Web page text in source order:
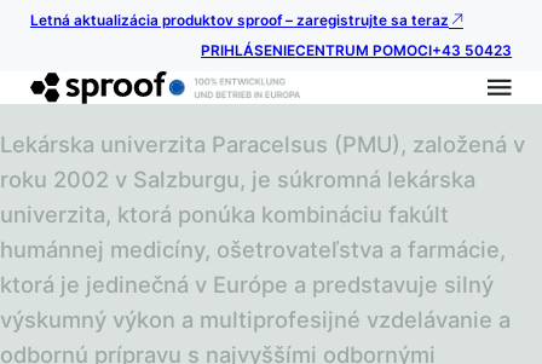
Letná aktualizácia produktov sproof – zaregistrujte sa teraz
PRIHLÁSENIECENTRUM POMOCI+43 50423
Lekárska univerzita Paracelsus (PMU), založená v
roku 2002 v Salzburgu, je súkromná lekárska
univerzita, ktorá ponúka kombináciu fakúlt
humánnej medicíny, ošetrovateľstva a farmácie,
ktorá je jedinečná v Európe a predstavuje silný
výskumný výkon a multiprofesijné vzdelávanie a
odbornú prípravu s najvyššími odbornými